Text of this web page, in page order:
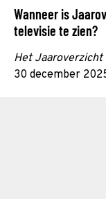
Wanneer is
televisie te zien?
Het
30 december